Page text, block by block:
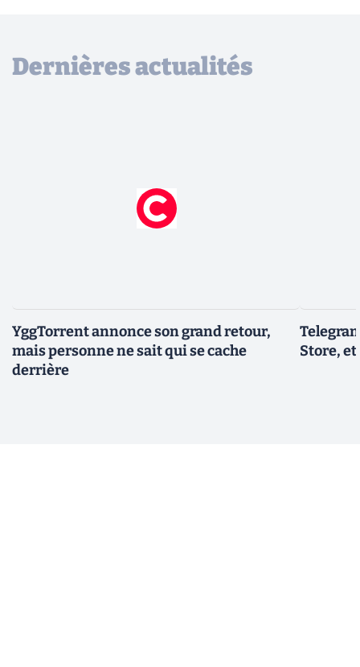
Dernières actualités
YggTorrent annonce son grand retour,
mais personne ne sait qui se cache
derrière
Store,